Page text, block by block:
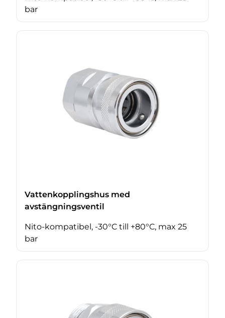
bar
Vattenkopplingshus med
avstängningsventil
Nito-kompatibel, -30°C till +80°C, max 25
bar